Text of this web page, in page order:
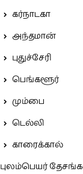
கர்நாடகா
அந்தமான்
புதுச்சேரி
பெங்களூர்
மும்பை
டெல்லி
காரைக்கால்
புலம்பெயர்